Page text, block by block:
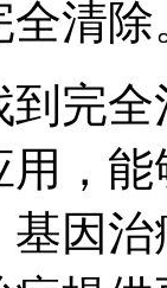
全清除
完
，
因